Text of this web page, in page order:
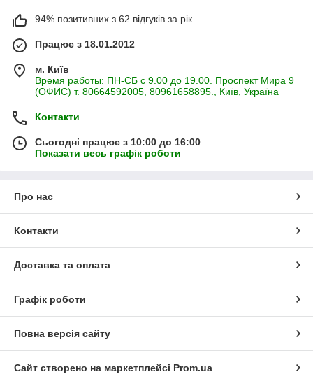
94% позитивних з 62 відгуків за рік
Працює з 18.01.2012
м. Київ
Время работы: ПН-СБ с 9.00 до 19.00. Проспект Мира 9
(ОФИС) т. 80664592005, 80961658895., Київ, Україна
Контакти
Сьогодні працює з 10:00 до 16:00
Показати весь графік роботи
Про нас
Контакти
Доставка та оплата
Графік роботи
Повна версія сайту
Сайт створено на маркетплейсі Prom.ua